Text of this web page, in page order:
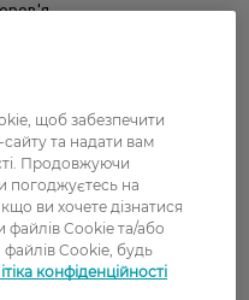
щоб забезпечити
та надати вам
Продовжуючи
погоджуєтесь на
ви хочете дізнатися
Cookie та/або
Cookie, будь
конфіденційності